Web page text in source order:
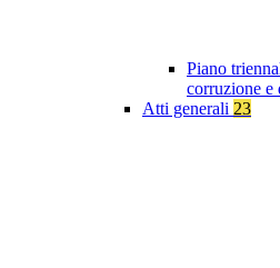
Piano
corruzione e
Atti generali 23